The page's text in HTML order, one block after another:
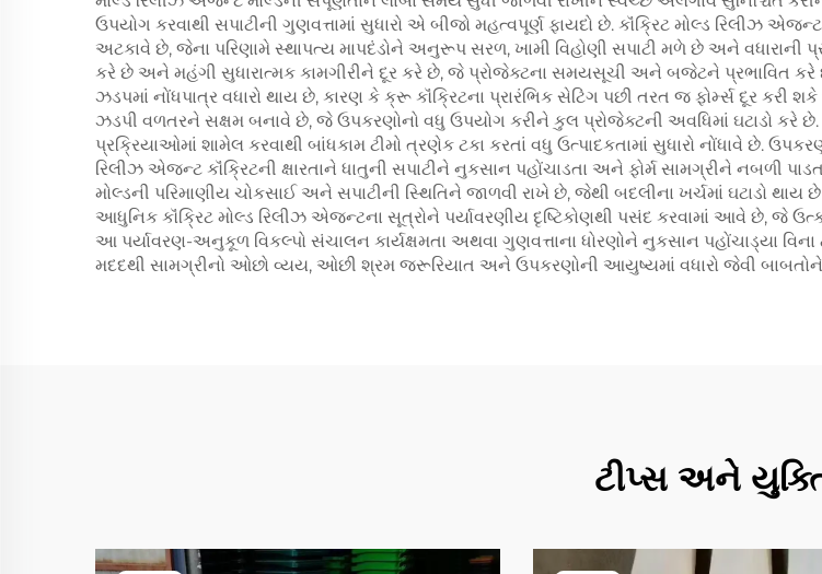
ઉપયોગ કરવાથી સપાટીની ગુણવત્તામાં સુધારો એ બીજો મહત્વપૂર્ણ ફાયદો છે. કૉંક્રિટ મોલ્ડ રિલીઝ
અટકાવે છે, જેના પરિણામે સ્થાપત્ય માપદંડોને અનુરૂપ સરળ, ખામી વિહોણી સપાટી મળે છે અને વધારાની
કરે છે અને મહંગી સુધારાત્મક કામગીરીને દૂર કરે છે, જે પ્રોજેક્ટના સમયસૂચી અને બજેટને પ્રભાવિત કરે છે.
ઝડપમાં નોંધપાત્ર વધારો થાય છે, કારણ કે ક્રૂ કૉંક્રિટના પ્રારંભિક સેટિંગ પછી તરત જ ફોર્મ્સ દૂર કરી
ઝડપી વળતરને સક્ષમ બનાવે છે, જે ઉપકરણોનો વધુ ઉપયોગ કરીને કુલ પ્રોજેક્ટની અવધિમાં ઘટાડો કરે છે.
પ્રક્રિયાઓમાં શામેલ કરવાથી બાંધકામ ટીમો ત્રણેક ટકા કરતાં વધુ ઉત્પાદકતામાં સુધારો નોંધાવે છે.
રિલીઝ એજન્ટ કૉંક્રિટની ક્ષારતાને ધાતુની સપાટીને નુકસાન પહોંચાડતા અને ફોર્મ સામગ્રીને નબળી
મોલ્ડની પરિમાણીય ચોકસાઈ અને સપાટીની સ્થિતિને જાળવી રાખે છે, જેથી બદલીના ખર્ચમાં ઘટાડો
આધુનિક કૉંક્રિટ મોલ્ડ રિલીઝ એજન્ટના સૂત્રોને પર્યાવરણીય દૃષ્ટિકોણથી પસંદ કરવામાં આવે છે, જે
આ પર્યાવરણ-અનુકૂળ વિકલ્પો સંચાલન કાર્યક્ષમતા અથવા ગુણવત્તાના ધોરણોને નુકસાન પહોંચાડ્યા
મદદથી સામગ્રીનો ઓછો વ્યય, ઓછી શ્રમ જરૂરિયાત અને ઉપકરણોની આયુષ્યમાં વધારો જેવી
ટીપ્સ અને